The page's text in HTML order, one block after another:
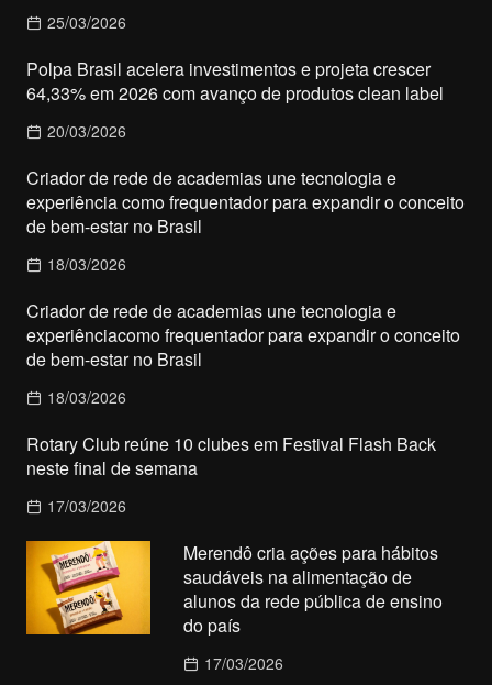
25/03/2026
Polpa Brasil acelera investimentos e projeta crescer
64,33% em 2026 com avanço de produtos clean label
20/03/2026
Criador de rede de academias une tecnologia e
experiência como frequentador para expandir o conceito
de bem-estar no Brasil
18/03/2026
Criador de rede de academias une tecnologia e
experiênciacomo frequentador para expandir o conceito
de bem-estar no Brasil
18/03/2026
Rotary Club reúne 10 clubes em Festival Flash Back
neste final de semana
17/03/2026
Merendô cria ações para hábitos
saudáveis na alimentação de
alunos da rede pública de ensino
do país
17/03/2026